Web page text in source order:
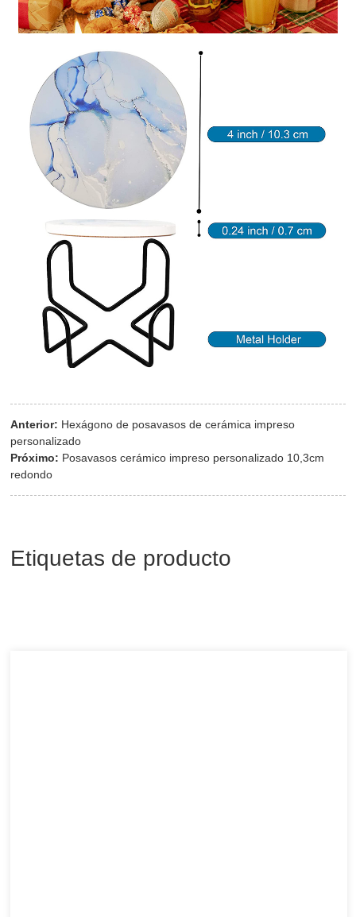
Anterior: Hexágono de posavasos de cerámica impreso
personalizado
Próximo: Posavasos cerámico impreso personalizado 10,3cm
redondo
Etiquetas de producto